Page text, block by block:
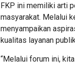
FKP ini memiliki arti
masyarakat. Melalui
menyampaikan
kualitas layanan
“Melalui forum ini,